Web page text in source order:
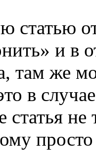
статью
и в
там же
в
не